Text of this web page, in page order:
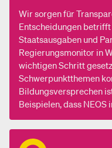
Wir sorgen für
Entscheidungen
Staatsausgaben und
Regierungsmonitor in
wichtigen Schritt
Schwerpunktthemen
Bildungsversprechen
Beispielen, dass